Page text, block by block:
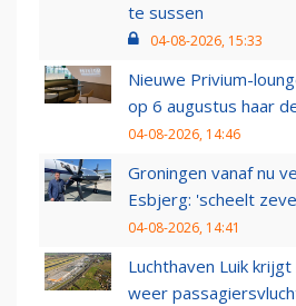
te sussen
04-08-2026, 15:33
Nieuwe Privium-
op 6 augustus haar
04-08-2026, 14:46
Groningen vanaf nu
Esbjerg: 'scheelt
04-08-2026, 14:41
Luchthaven Luik
weer